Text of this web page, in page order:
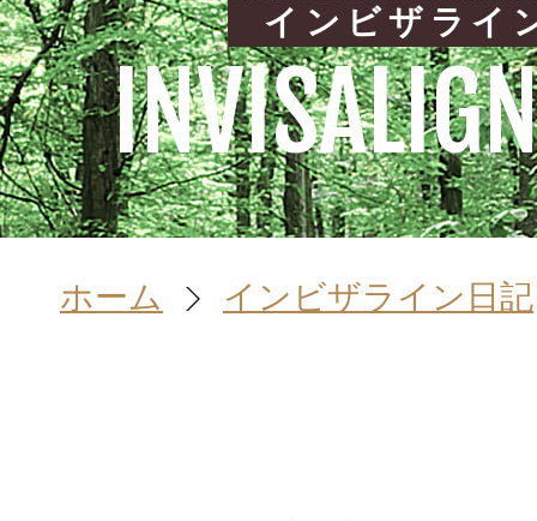
インビザライ
ホーム インビザライン日記